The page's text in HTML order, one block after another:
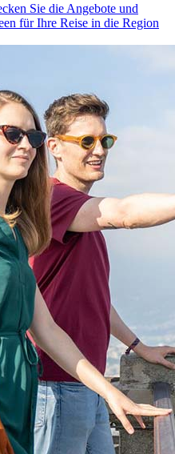
Sie die Angebote und
für Ihre Reise in die Region